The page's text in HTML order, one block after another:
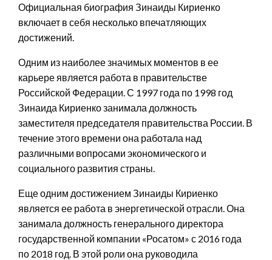
Официальная биография Зинаиды Кириенко
включает в себя несколько впечатляющих
достижений.
Одним из наиболее значимых моментов в ее
карьере является работа в правительстве
Российской Федерации. С 1997 года по 1998 год
Зинаида Кириенко занимала должность
заместителя председателя правительства России. В
течение этого времени она работала над
различными вопросами экономического и
социального развития страны.
Еще одним достижением Зинаиды Кириенко
является ее работа в энергетической отрасли. Она
занимала должность генерального директора
государственной компании «Росатом» с 2016 года
по 2018 год. В этой роли она руководила